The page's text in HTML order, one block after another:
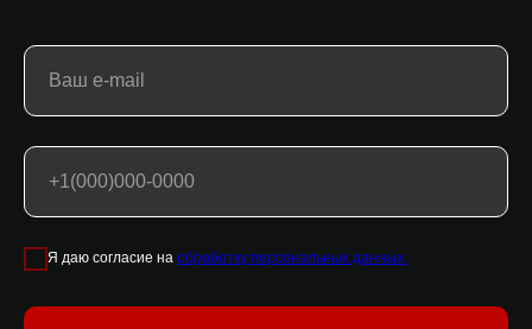
Я даю согласие на обработку персональных данных.